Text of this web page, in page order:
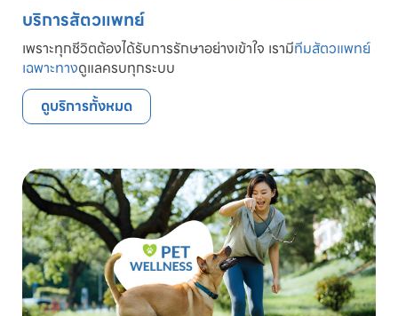
บริการสัตวแพทย์
เพราะทุกชีวิตต้องได้รับการรักษาอย่างเข้าใจ เรามีทีมสัตวแพทย์
เฉพาะทางดูแลครบทุกระบบ
ดูบริการทั้งหมด